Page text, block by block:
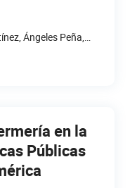
Ángeles Peña,
en la
Públicas